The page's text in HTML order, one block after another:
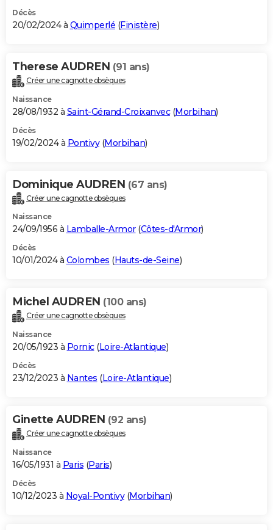
Décès
20/02/2024 à Quimperlé (Finistère)
Therese AUDREN (91 ans)
Créer une cagnotte obsèques
Naissance
28/08/1932 à Saint-Gérand-Croixanvec(Morbihan)
Décès
19/02/2024 à Pontivy(Morbihan)
Dominique AUDREN (67 ans)
Créer une cagnotte obsèques
Naissance
24/09/1956 à Lamballe-Armor(Côtes-d'Armor)
Décès
10/01/2024 à Colombes (Hauts-de-Seine)
Michel AUDREN (100 ans)
Créer une cagnotte obsèques
Naissance
20/05/1923 à Pornic(Loire-Atlantique)
Décès
23/12/2023 à Nantes (Loire-Atlantique)
Ginette AUDREN (92 ans)
Créer une cagnotte obsèques
Naissance
16/05/1931 à Paris (Paris)
Décès
10/12/2023 à Noyal-Pontivy(Morbihan)